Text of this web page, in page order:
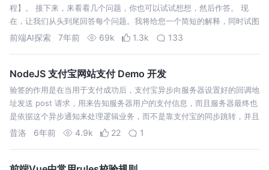
程】。 接下来，来看看几个问题，你也可以试试想想，然后作答。 现
在，让我们从头到尾回答每个问题。我将给您一个简短的解释，同时试图
揭开这些行为的神秘面纱，并提供一些参考资料。 使用var关键字声明的
前端AI探索 7年前 69k 1.3k 133
NodeJS 支付宝网站支付 Demo 开发
验签的作用是在当用于支付成功后，支付宝异步向服务器设置好的回调地
址发送 post 请求，用来告知服务器用户的支付信息，而且服务器最终也
是依据这个异步通知来处理逻辑业务，而不是靠支付宝的同步跳转，并且
当支付宝发送了异步通知请求后，服务端需要做验证检查，这一步是必须
昔洛 6年前 4.9k 22 1